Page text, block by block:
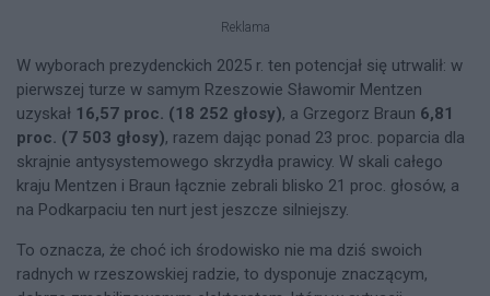
Reklama
W wyborach prezydenckich 2025 r. ten potencjał się utrwalił: w
pierwszej turze w samym Rzeszowie Sławomir Mentzen
uzyskał 16,57 proc. (18 252 głosy), a Grzegorz Braun 6,81
proc. (7 503 głosy), razem dając ponad 23 proc. poparcia dla
skrajnie antysystemowego skrzydła prawicy. W skali całego
kraju Mentzen i Braun łącznie zebrali blisko 21 proc. głosów, a
na Podkarpaciu ten nurt jest jeszcze silniejszy.
To oznacza, że choć ich środowisko nie ma dziś swoich
radnych w rzeszowskiej radzie, to dysponuje znaczącym,